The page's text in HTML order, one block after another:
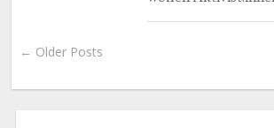
← Older Posts